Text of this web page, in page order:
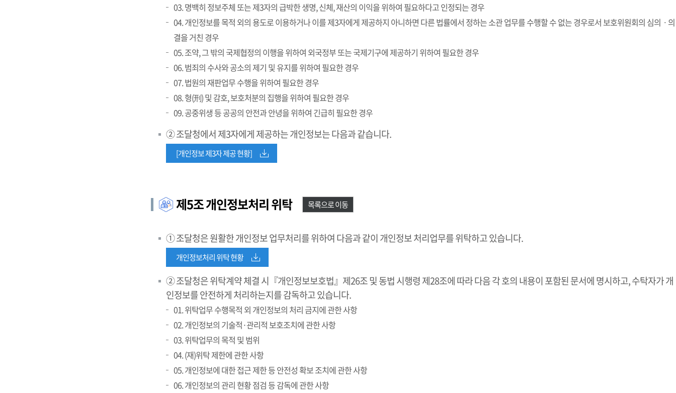
03. 명백히 정보주체 또는 제3자의 급박한 생명, 신체, 재산의 이익을 위하여 필요하다고 인정되는 경우
04. 개인정보를 목적 외의 용도로 이용하거나 이를 제3자에게 제공하지 아니하면 다른 법률에서 정하는 소관 업무를 수행할 수 없는 경우로서 보호위원회의 심의ㆍ의
결을 거친 경우
05. 조약, 그 밖의 국제협정의 이행을 위하여 외국정부 또는 국제기구에 제공하기 위하여 필요한 경우
06. 범죄의 수사와 공소의 제기 및 유지를 위하여 필요한 경우
07. 법원의 재판업무 수행을 위하여 필요한 경우
08. 형(刑) 및 감호, 보호처분의 집행을 위하여 필요한 경우
09. 공중위생 등 공공의 안전과 안녕을 위하여 긴급히 필요한 경우
② 조달청에서 제3자에게 제공하는 개인정보는 다음과 같습니다.
[개인정보 제3자 제공 현황]
제5조 개인정보처리 위탁 목록으로 이동
① 조달청은 원활한 개인정보 업무처리를 위하여 다음과 같이 개인정보 처리업무를 위탁하고 있습니다.
개인정보처리 위탁 현황
② 조달청은 위탁계약 체결 시『개인정보보호법』제26조 및 동법 시행령 제28조에 따라 다음 각 호의 내용이 포함된 문서에 명시하고, 수탁자가 개
인정보를 안전하게 처리하는지를 감독하고 있습니다.
01. 위탁업무 수행목적 외 개인정보의 처리 금지에 관한 사항
02. 개인정보의 기술적·관리적 보호조치에 관한 사항
03. 위탁업무의 목적 및 범위
04. (재)위탁 제한에 관한 사항
05. 개인정보에 대한 접근 제한 등 안전성 확보 조치에 관한 사항
06. 개인정보의 관리 현황 점검 등 감독에 관한 사항